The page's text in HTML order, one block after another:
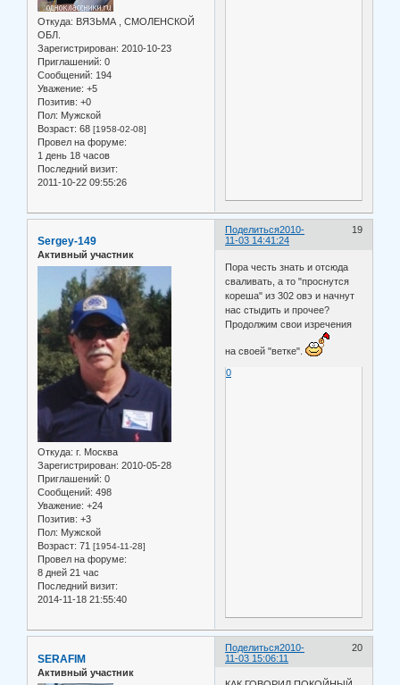
Откуда: ВЯЗЬМА , СМОЛЕНСКОЙ
ОБЛ.
Зарегистрирован: 2010-10-23
Приглашений: 0
Сообщений: 194
Уважение: +5
Позитив: +0
Пол: Мужской
Возраст: 68 [1958-02-08]
Провел на форуме:
1 день 18 часов
Последний визит:
2011-10-22 09:55:26
Поделиться 19
2010-
11-03 14:41:24
Sergey-149
Активный участник
Откуда: г. Москва
Зарегистрирован: 2010-05-28
Приглашений: 0
Сообщений: 498
Уважение: +24
Позитив: +3
Пол: Мужской
Возраст: 71 [1954-11-28]
Провел на форуме:
8 дней 21 час
Последний визит:
2014-11-18 21:55:40
Пора честь знать и отсюда
сваливать, а то "проснутся
кореша" из 302 овэ и начнут
нас стыдить и прочее?
Продолжим свои изречения
на своей "ветке".
0
Поделиться 20
2010-
11-03 15:06:11
SERAFIM
Активный участник